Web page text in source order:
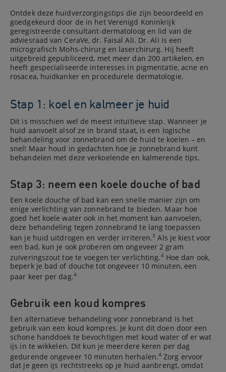
Ontdek deze huidverzorgingstips die zijn beoordeeld en
goedgekeurd door de in het Verenigd Koninkrijk
geregistreerde consultant-dermatoloog en lid van de
adviesraad van CeraVe, dr. Faisal Ali. Dr. Ali is een
micrografisch Mohs-chirurg en laserchirurg. Hij heeft
uitgebreid gepubliceerd, met meer dan 200 artikelen, en
heeft gespecialiseerde interesses in pigmentatie, acne en
rosacea, huidkanker en procedurele dermatologie.
Stap 1: koel en kalmeer je huid
Dit is misschien wel de meest intuïtieve stap. Wanneer je
huid aanvoelt alsof ze in brand staat, is een logische
behandeling voor zonnebrand om de huid te koelen – en
snel! Maar houd in gedachten hoe je zonnebrand kunt
behandelen met deze verkoelende en kalmerende tips.
Stap 3: neem een koele douche of bad
Een koele douche of bad kan een snelle manier zijn om
enige verlichting van zonnebrand te bieden. Maar hoe
goed het koele water ook in het moment kan aanvoelen,
deze behandeling tegen zonnebrand te lang toepassen
kan je huid uitdrogen en verder irriteren.3 Als je kiest voor
een bad, kun je ook proberen om ongeveer 2 gram
zuiveringszout toe te voegen ter verlichting.4Hoe dan ook,
beperk je bad of douche tot ongeveer 10 minuten, een
paar keer per dag.4
Gebruik een koud kompres
Een alternatieve behandeling voor zonnebrand is het
gebruik van een koud kompres. Je kunt dit doen door een
schone handdoek te bevochtigen met koud water of er wat
ijs in te wikkelen. Dit kun je meerdere keren per dag
gedurende ongeveer 10 minuten herhalen.4 Zorg ervoor
dat je geen ijs rechtstreeks op je huid aanbrengt, omdat